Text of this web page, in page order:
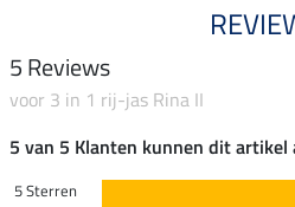
5 Reviews
voor 3 in 1 rij-jas Rina II
5 van 5 Klanten kunnen dit artikel
5 Sterren